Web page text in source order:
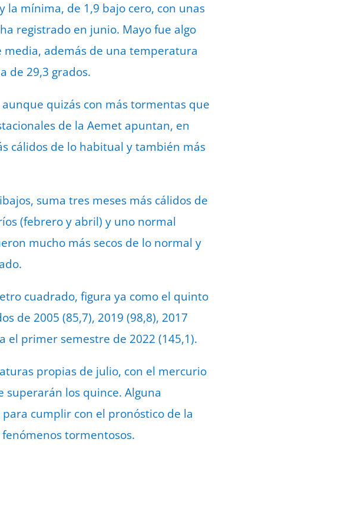
la mínima, de 1,9 bajo cero, con unas
registrado en junio. Mayo fue algo
media, además de una temperatura
de 29,3 grados.
quizás con más tormentas que
de la Aemet apuntan, en
cálidos de lo habitual y también más
suma tres meses más cálidos de
(febrero y abril) y uno normal
mucho más secos de lo normal y
cuadrado, figura ya como el quinto
de 2005 (85,7), 2019 (98,8), 2017
el primer semestre de 2022 (145,1).
propias de julio, con el mercurio
los quince. Alguna
cumplir con el pronóstico de la
tormentosos.